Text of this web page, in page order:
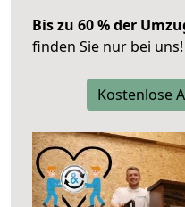
Bis zu 60 % der
finden Sie nur bei uns!
Kostenlose